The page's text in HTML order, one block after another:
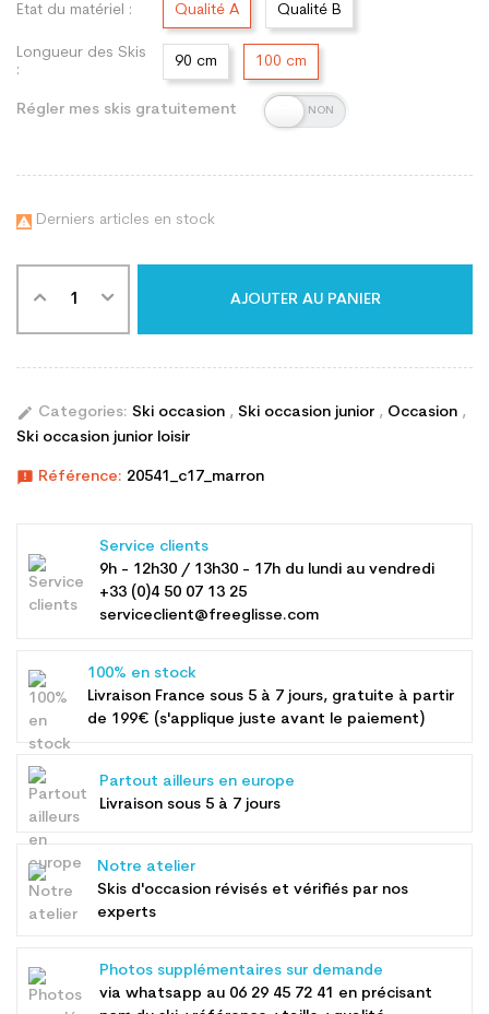
Etat du matériel : Qualité A Qualité B
Longueur des Skis
:
90 cm 100 cm
Régler mes skis gratuitement
 Derniers articles en stock
AJOUTER AU PANIER
edit Categories: Ski occasion , Ski occasion junior , Occasion ,
Ski occasion junior loisir
announcement Référence: 20541_c17_marron
Service clients
9h - 12h30 / 13h30 - 17h du lundi au vendredi
+33 (0)4 50 07 13 25
serviceclient@freeglisse.com
100% en stock
Livraison France sous 5 à 7 jours, gratuite à partir
de 199€ (s'applique juste avant le paiement)
Partout ailleurs en europe
Livraison sous 5 à 7 jours
Notre atelier
Skis d'occasion révisés et vérifiés par nos
experts
Photos supplémentaires sur demande
via whatsapp au 06 29 45 72 41 en précisant